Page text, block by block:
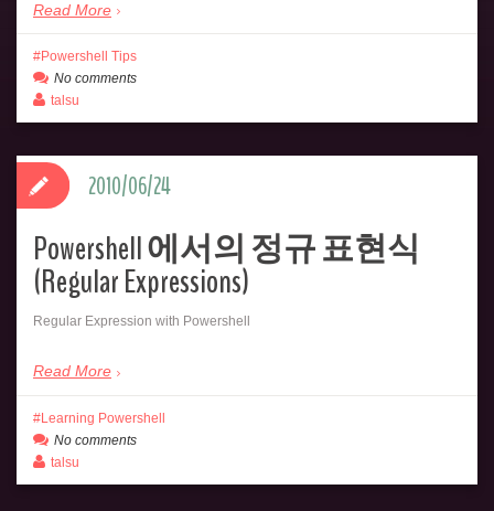
Read More
Powershell Tips
No comments
talsu
Powershell 에서의 정규 표현식
(Regular Expressions)
Regular Expression with Powershell
Read More
2010/06/24
Learning Powershell
No comments
talsu